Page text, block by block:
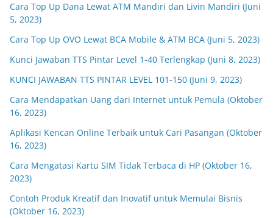
Cara Top Up Dana Lewat ATM Mandiri dan Livin Mandiri (Juni
5, 2023)
Cara Top Up OVO Lewat BCA Mobile & ATM BCA (Juni 5, 2023)
Kunci Jawaban TTS Pintar Level 1-40 Terlengkap (Juni 8, 2023)
KUNCI JAWABAN TTS PINTAR LEVEL 101-150 (Juni 9, 2023)
Cara Mendapatkan Uang dari Internet untuk Pemula (Oktober
16, 2023)
Aplikasi Kencan Online Terbaik untuk Cari Pasangan (Oktober
16, 2023)
Cara Mengatasi Kartu SIM Tidak Terbaca di HP (Oktober 16,
2023)
Contoh Produk Kreatif dan Inovatif untuk Memulai Bisnis
(Oktober 16, 2023)